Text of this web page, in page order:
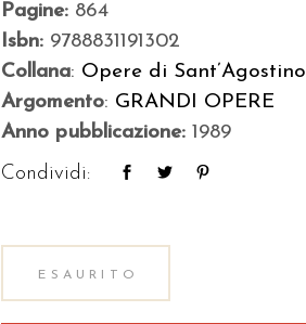
Pagine: 864
Isbn: 9788831191302
Collana: Opere di Sant’Agostino
Argomento: GRANDI OPERE
Anno pubblicazione:1989
Condividi:
ESAURITO